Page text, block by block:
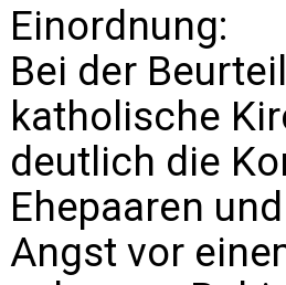
Einordnung:
Bei der
katholische
deutlich die
Ehepaaren
Angst vor